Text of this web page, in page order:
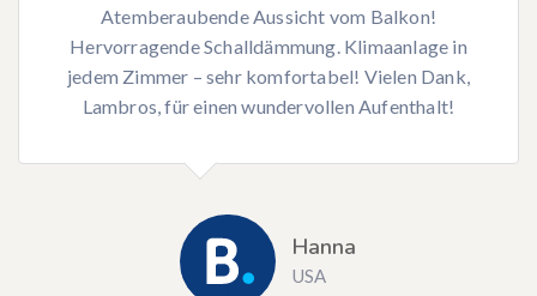
Atemberaubende Aussicht vom Balkon!
Hervorragende Schalldämmung. Klimaanlage in
jedem Zimmer – sehr komfortabel! Vielen Dank,
Lambros, für einen wundervollen Aufenthalt!
Hanna
USA